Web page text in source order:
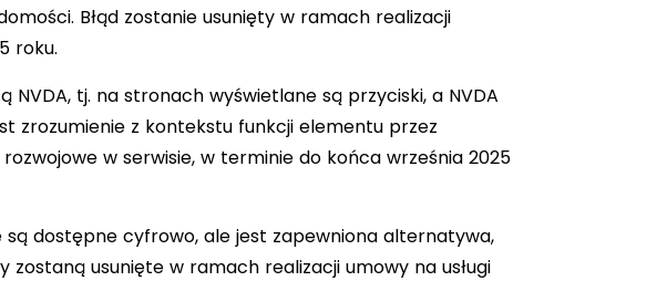
Błąd zostanie usunięty w ramach realizacji
roku.
tj. na stronach wyświetlane są przyciski, a NVDA
zrozumienie z kontekstu funkcji elementu przez
w serwisie, w terminie do końca września 2025
dostępne cyfrowo, ale jest zapewniona alternatywa,
usunięte w ramach realizacji umowy na usługi